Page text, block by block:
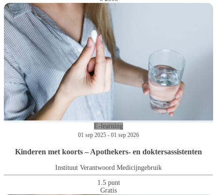
E-learning
01 sep 2025 - 01 sep 2026
Kinderen met koorts – Apothekers- en doktersassistenten
Instituut Verantwoord Medicijngebruik
1.5 punt
Gratis